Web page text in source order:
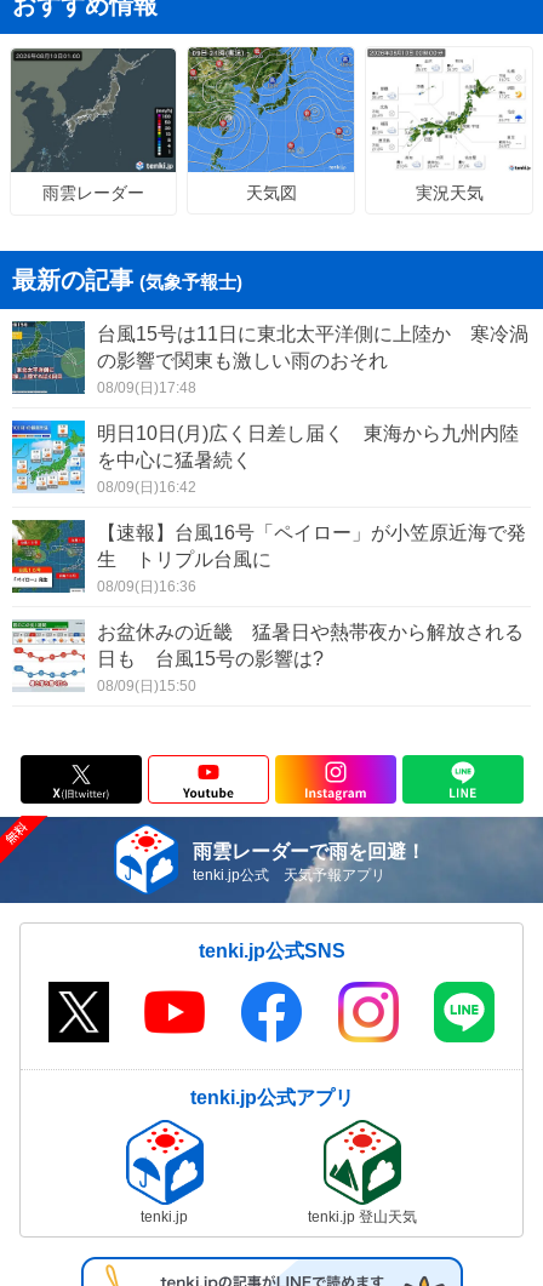
雨雲レーダー 天気図 実況天気
最新の記事 (気象予報士)
台風15号は11日に東北太平洋側に上陸か 寒冷渦
の影響で関東も激しい雨のおそれ
08/09(日)17:48
明日10日(月)広く日差し届く 東海から九州内陸
を中心に猛暑続く
08/09(日)16:42
【速報】台風16号「ペイロー」が小笠原近海で発
生 トリプル台風に
08/09(日)16:36
お盆休みの近畿 猛暑日や熱帯夜から解放される
日も 台風15号の影響は?
08/09(日)15:50
雨雲レーダーで雨を回避！
tenki.jp公式 天気予報アプリ
tenki.jp公式SNS
tenki.jp公式アプリ
tenki.jp tenki.jp 登山天気